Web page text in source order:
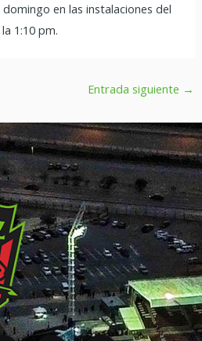
en las instalaciones del
1:10 pm.
Entrada siguiente →